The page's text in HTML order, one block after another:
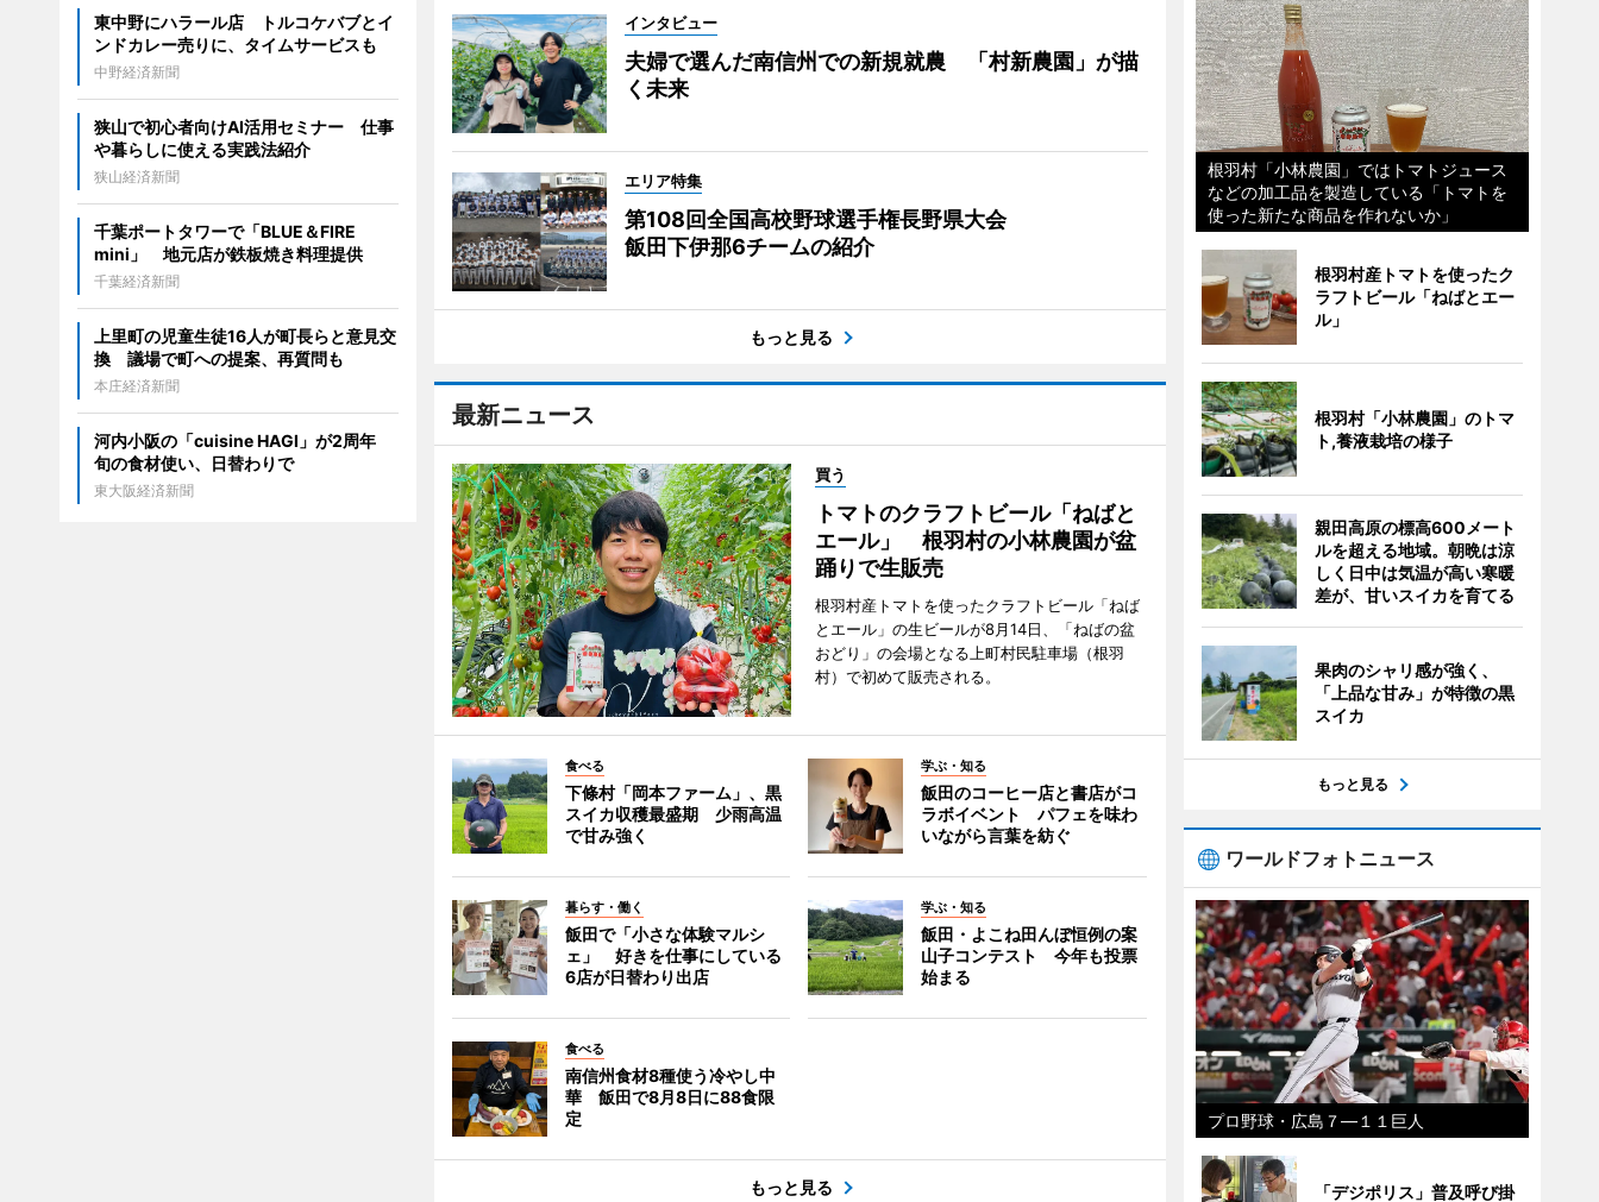
インタビュー
夫婦で選んだ南信州での新規就農 「村新農園」が描
く未来
エリア特集
第108回全国高校野球選手権長野県大会
飯田下伊那6チームの紹介
もっと見る
最新ニュース
買う
トマトのクラフトビール「ねばと
エール」 根羽村の小林農園が盆
踊りで生販売
根羽村産トマトを使ったクラフトビール「ねば
とエール」の生ビールが8月14日、「ねばの盆
おどり」の会場となる上町村民駐車場（根羽
村）で初めて販売される。
食べる
下條村「岡本ファーム」、黒
スイカ収穫最盛期 少雨高温
で甘み強く
学ぶ・知る
飯田のコーヒー店と書店がコ
ラボイベント パフェを味わ
いながら言葉を紡ぐ
暮らす・働く
飯田で「小さな体験マルシ
ェ」 好きを仕事にしている
6店が日替わり出店
学ぶ・知る
飯田・よこね田んぼ恒例の案
山子コンテスト 今年も投票
始まる
食べる
南信州食材8種使う冷やし中
華 飯田で8月8日に88食限
定
もっと見る
東中野にハラール店 トルコケバブとイ
ンドカレー売りに、タイムサービスも
中野経済新聞
狭山で初心者向けAI活用セミナー 仕事
や暮らしに使える実践法紹介
狭山経済新聞
千葉ポートタワーで「BLUE＆FIRE
mini」 地元店が鉄板焼き料理提供
千葉経済新聞
上里町の児童生徒16人が町長らと意見交
換 議場で町への提案、再質問も
本庄経済新聞
河内小阪の「cuisine HAGI」が2周年
旬の食材使い、日替わりで
東大阪経済新聞
根羽村「小林農園」ではトマトジュース
などの加工品を製造している「トマトを
使った新たな商品を作れないか」
根羽村産トマトを使ったク
ラフトビール「ねばとエー
ル」
根羽村「小林農園」のトマ
ト,養液栽培の様子
親田高原の標高600メート
ルを超える地域。朝晩は涼
しく日中は気温が高い寒暖
差が、甘いスイカを育てる
果肉のシャリ感が強く、
「上品な甘み」が特徴の黒
スイカ
もっと見る
ワールドフォトニュース
プロ野球・広島７―１１巨人
「デジポリス」普及呼び掛